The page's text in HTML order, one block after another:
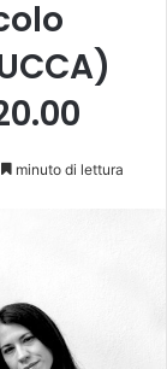
minuto di lettura